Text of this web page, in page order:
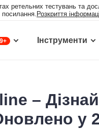
ретельних тестувань та
посилання. Розкриття
Інструменти
–
у